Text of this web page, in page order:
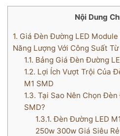
Nội Dung
1. Giá Đèn Đường LED
Năng Lượng Với Công Suất
1.1. Bảng Giá Đèn Đường
1.2. Lợi Ích Vượt Trội Của
M1 SMD
1.3. Tại Sao Nên Chọn
SMD?
1.3.1. Đèn Đường LED
250w 300w Giá Siêu Rẻ